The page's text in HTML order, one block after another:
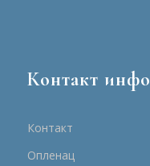
Контакт инфо
Контакт
Опленац